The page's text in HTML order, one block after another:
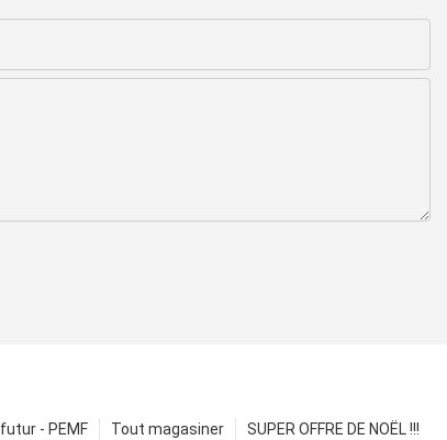
SUPER OFFRE DE NOËL !!!
Tout magasiner
- PEMF